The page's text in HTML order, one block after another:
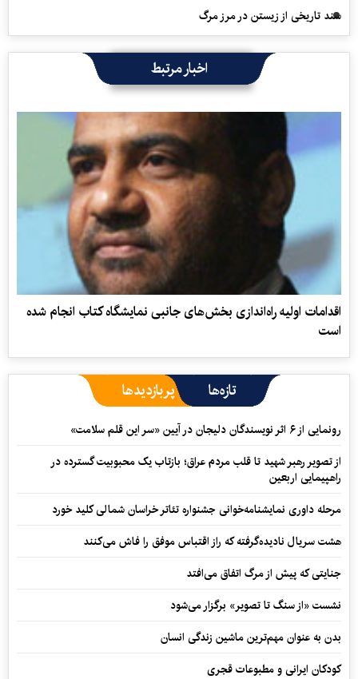
سند تاریخی از زیستن در مرز مرگ
اخبار مرتبط
اقدامات اولیه راه‌اندازی بخش‌های جانبی نمایشگاه کتاب انجام شده
است
تازه‌ها پربازدیدها
رونمایی از ۶ اثر نویسندگان دلیجان در آیین «سر این قلم سلامت»
از تصویر رهبر شهید تا قلب مردم عراق؛ بازتاب یک محبوبیت گسترده در
راهپیمایی اربعین
مرحله داوری نمایشنامه‌خوانی جشنواره تئاتر خراسان شمالی کلید خورد
هشت سریال نادیده‌گرفته که راز اقتباس موفق را فاش می‌کنند
جنایتی که پیش از مرگ اتفاق می‌افتد
نشست «از سنگ تا تصویر» برگزار می‌شود
بدن به عنوان مهم‌ترین ماشین زندگی انسان
کودکان ایرانی و مطبوعات قجری